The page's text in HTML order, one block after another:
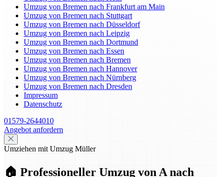
Umzug von Bremen nach Frankfurt am Main
Umzug von Bremen nach Stuttgart
Umzug von Bremen nach Düsseldorf
Umzug von Bremen nach Leipzig
Umzug von Bremen nach Dortmund
Umzug von Bremen nach Essen
Umzug von Bremen nach Bremen
Umzug von Bremen nach Hannover
Umzug von Bremen nach Nürnberg
Umzug von Bremen nach Dresden
Impressum
Datenschutz
01579-2644010
Angebot anfordern
Umziehen mit Umzug Müller
🏠 Professioneller Umzug von A nach